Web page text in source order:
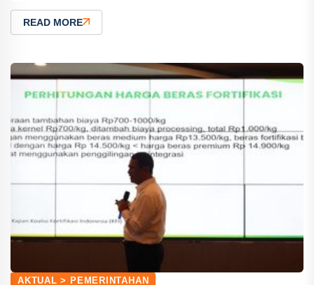
READ MORE
AKTUAL > PEMERINTAHAN